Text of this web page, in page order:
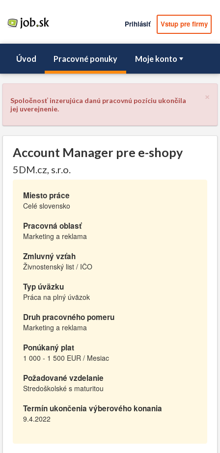
Prihlásiť Vstup pre firmy
Úvod Pracovné ponuky Moje konto
×
Spoločnosť inzerujúca danú pracovnú pozíciu ukončila
jej uverejnenie.
Account Manager pre e-shopy
5DM.cz, s.r.o.
Miesto práce
Celé slovensko
Pracovná oblasť
Marketing a reklama
Zmluvný vzťah
Živnostenský list / IČO
Typ úväzku
Práca na plný úväzok
Druh pracovného pomeru
Marketing a reklama
Ponúkaný plat
1 000 - 1 500 EUR / Mesiac
Požadované vzdelanie
Stredoškolské s maturitou
Termín ukončenia výberového konania
9.4.2022